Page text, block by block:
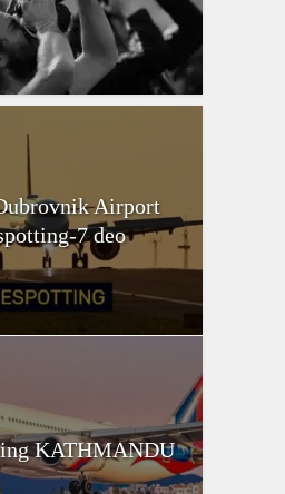
Airport
7 deo
KATHMANDU